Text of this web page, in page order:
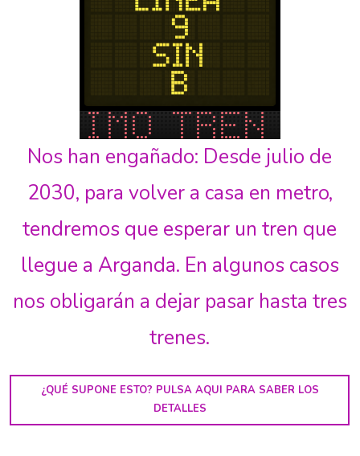
Nos han engañado: Desde julio de
2030, para volver a casa en metro,
tendremos que esperar un tren que
llegue a Arganda. En algunos casos
nos obligarán a dejar pasar hasta tres
trenes.
¿QUÉ SUPONE ESTO? PULSA AQUI PARA SABER LOS
DETALLES